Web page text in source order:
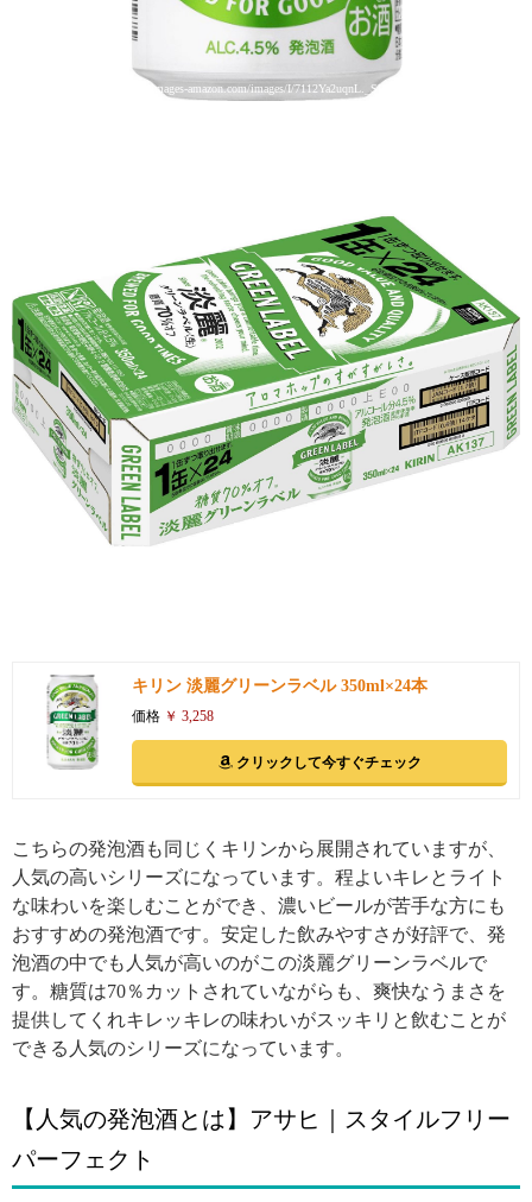
引用: https://images-na.ssl-images-amazon.com/images/I/7112Ya2uqnL._SL1000_.jpg
キリン 淡麗グリーンラベル 350ml×24本
価格 ￥ 3,258
クリックして今すぐチェック
こちらの発泡酒も同じくキリンから展開されていますが、
人気の高いシリーズになっています。程よいキレとライト
な味わいを楽しむことができ、濃いビールが苦手な方にも
おすすめの発泡酒です。安定した飲みやすさが好評で、発
泡酒の中でも人気が高いのがこの淡麗グリーンラベルで
す。糖質は70％カットされていながらも、爽快なうまさを
提供してくれキレッキレの味わいがスッキリと飲むことが
できる人気のシリーズになっています。
【人気の発泡酒とは】アサヒ｜スタイルフリー
パーフェクト